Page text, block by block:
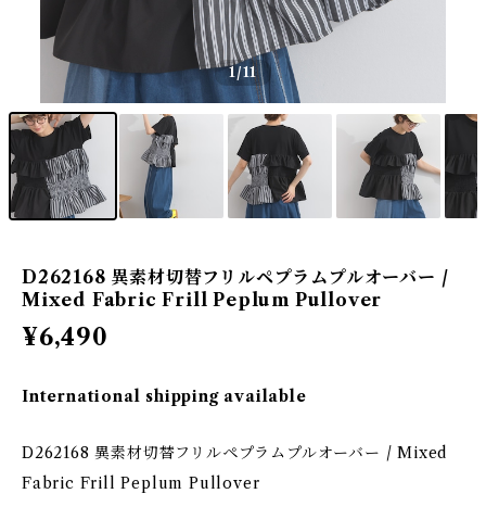
1/11
D262168 異素材切替フリルペプラムプルオーバー /
Mixed Fabric Frill Peplum Pullover
¥6,490
International shipping available
D262168 異素材切替フリルペプラムプルオーバー / Mixed
Fabric Frill Peplum Pullover